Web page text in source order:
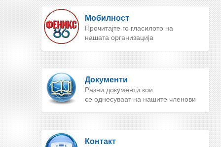
Мобилност
Прочитајте го гласилото на
нашата организација
Документи
Разни документи кои
се однесуваат на нашите членови
Контакт